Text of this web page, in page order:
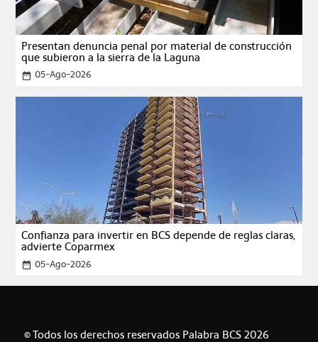
Presentan denuncia penal por material de construcción
que subieron a la sierra de la Laguna
date_range 05-Ago-2026
Confianza para invertir en BCS depende de reglas claras,
advierte Coparmex
date_range 05-Ago-2026
© Todos los derechos reservados Palabra BCS 2026